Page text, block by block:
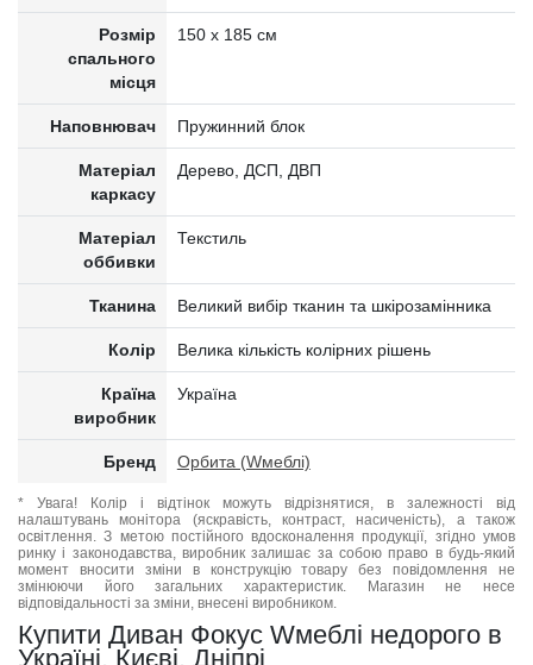
Розмір
спального
місця
150 х 185 см
Наповнювач Пружинний блок
Матеріал
каркасу
Дерево, ДСП, ДВП
Матеріал
оббивки
Текстиль
Тканина Великий вибір тканин та шкірозамінника
Колір Велика кількість колірних рішень
Країна
виробник
Україна
Бренд Орбита (Wмеблі)
* Увага! Колір і відтінок можуть відрізнятися, в залежності від
налаштувань монітора (яскравість, контраст, насиченість), а також
освітлення. З метою постійного вдосконалення продукції, згідно умов
ринку і законодавства, виробник залишає за собою право в будь-який
момент вносити зміни в конструкцію товару без повідомлення не
змінюючи його загальних характеристик. Магазин не несе
відповідальності за зміни, внесені виробником.
Купити Диван Фокус Wмеблі недорого в
Україні, Києві, Дніпрі